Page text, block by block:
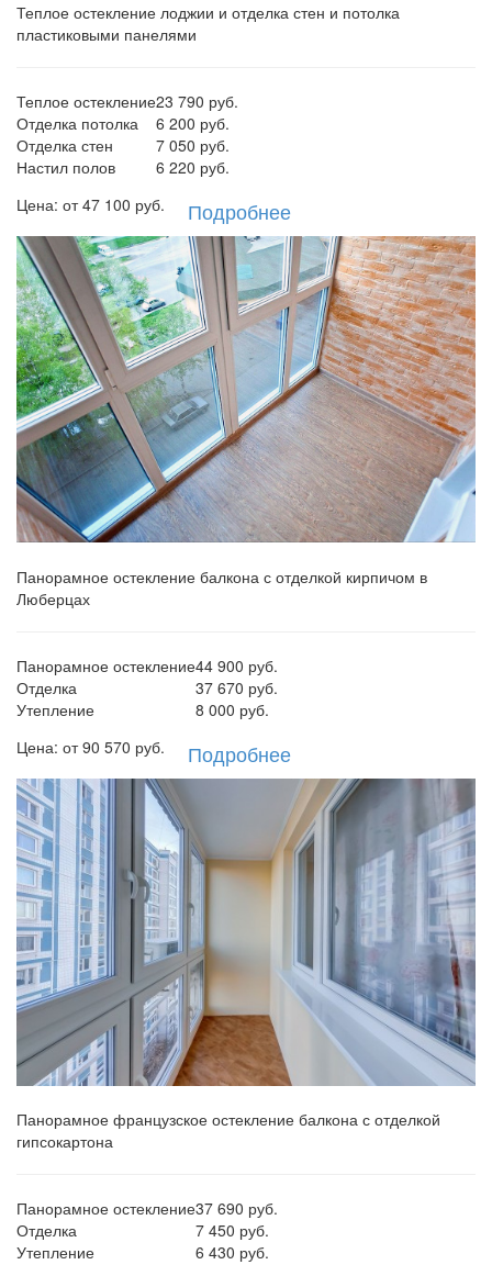
Теплое остекление лоджии и отделка стен и потолка
пластиковыми панелями
Теплое остекление23 790 руб.
Отделка потолка
6 200 руб.
Отделка стен
7 050 руб.
Настил полов
6 220 руб.
Цена: от47 100 руб. Подробнее
Панорамное остекление балкона с отделкой кирпичом в
Люберцах
Панорамное остекление44 900 руб.
Отделка
37 670 руб.
Утепление
8 000 руб.
Цена: от90 570 руб. Подробнее
Панорамное французское остекление балкона с отделкой
гипсокартона
Панорамное остекление37 690 руб.
Отделка
7 450 руб.
Утепление
6 430 руб.